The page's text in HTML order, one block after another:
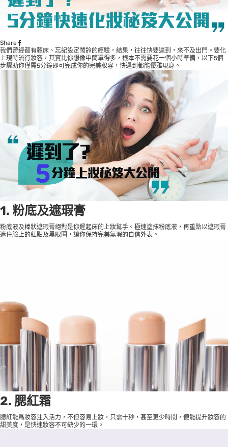
Share
我們曾經都有賴床、忘記設定鬧鈴的經驗，結果，往往快要遲到，來不及出門。要化
上現時流行妝容，其實比你想像中簡單得多，根本不需要花一個小時準備，以下5個
步驟助你僅需5分鐘即可完成你的完美妝容，快遲到都能優雅現身。
1. 粉底及遮瑕膏
粉底液及棒狀遮瑕膏絕對是你遲起床的上妝幫手。極速塗抹粉底液，再重點以遮瑕膏
遮住臉上的紅點及黑眼圈，讓你保持完美無瑕的自信外表。
2. 腮紅霜
腮紅能爲妝容注入活力，不但容易上妝，只需十秒，甚至更少時間，便能提升妝容的
甜美度，是快速妝容不可缺少的一環。